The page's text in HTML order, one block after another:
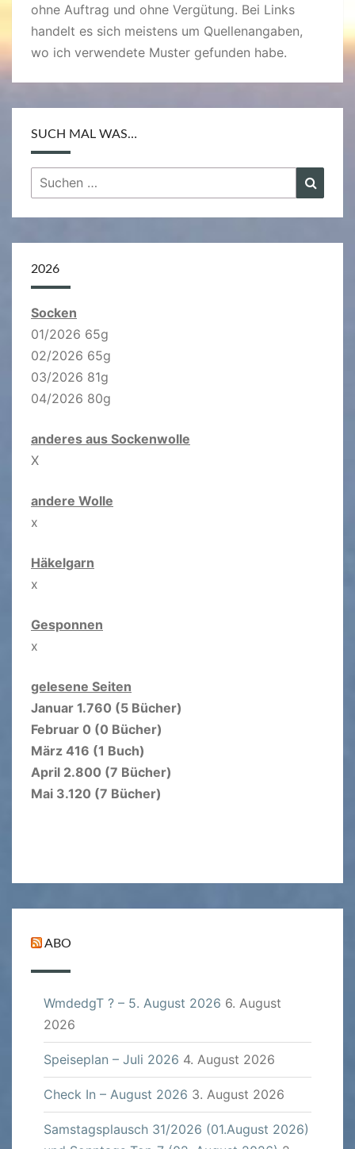
ohne Auftrag und ohne Vergütung. Bei Links
handelt es sich meistens um Quellenangaben,
wo ich verwendete Muster gefunden habe.
SUCH MAL WAS…
Suchen
nach:
2026
Socken
01/2026 65g
02/2026 65g
03/2026 81g
04/2026 80g
anderes aus Sockenwolle
X
andere Wolle
x
Häkelgarn
x
Gesponnen
x
gelesene Seiten
Januar 1.760 (5 Bücher)
Februar 0 (0 Bücher)
März 416 (1 Buch)
April 2.800 (7 Bücher)
Mai 3.120 (7 Bücher)
ABO
WmdedgT ? – 5. August 2026 6. August
2026
Speiseplan – Juli 2026 4. August 2026
Check In – August 2026 3. August 2026
Samstagsplausch 31/2026 (01.August 2026)